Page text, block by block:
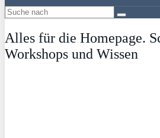
Alles für die Homepage.
Workshops und Wissen